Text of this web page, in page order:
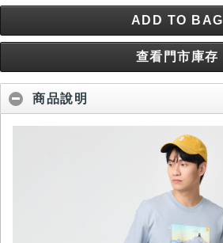
ADD TO BAG
查看門市庫存
商品說明